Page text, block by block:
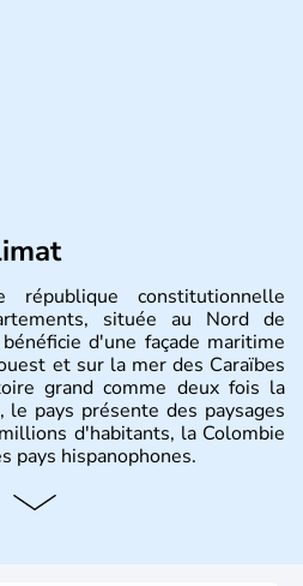
constitutionnelle
située au Nord de
d'une façade maritime
et sur la mer des Caraïbes
grand comme deux fois la
pays présente des paysages
d'habitants, la Colombie
pays hispanophones.